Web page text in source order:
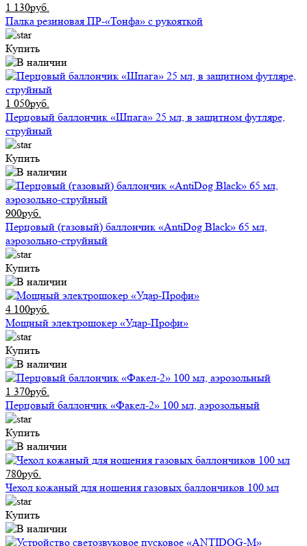
1 130руб.
Палка резиновая ПР-«Тонфа» с рукояткой
Купить
1 050руб.
Перцовый баллончик «Шпага» 25 мл, в защитном футляре,
струйный
Купить
900руб.
Перцовый (газовый) баллончик «AntiDog Black» 65 мл,
аэрозольно-струйный
Купить
4 100руб.
Мощный электрошокер «Удар-Профи»
Купить
1 370руб.
Перцовый баллончик «Факел-2» 100 мл, аэрозольный
Купить
780руб.
Чехол кожаный для ношения газовых баллончиков 100 мл
Купить